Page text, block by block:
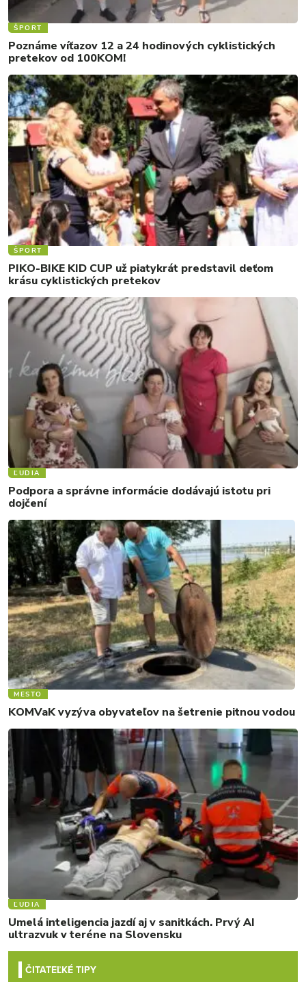
ŠPORT
Poznáme víťazov 12 a 24 hodinových cyklistických
pretekov od 100KOM!
ŠPORT
PIKO-BIKE KID CUP už piatykrát predstavil deťom
krásu cyklistických pretekov
ĽUDIA
Podpora a správne informácie dodávajú istotu pri
dojčení
MESTO
KOMVaK vyzýva obyvateľov na šetrenie pitnou vodou
ĽUDIA
Umelá inteligencia jazdí aj v sanitkách. Prvý AI
ultrazvuk v teréne na Slovensku
ČITATEĽKÉ TIPY